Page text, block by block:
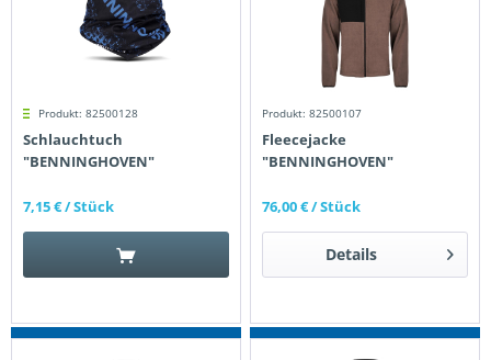
Produkt: 82500128
Schlauchtuch
"BENNINGHOVEN"
7,15 €/ Stück
Produkt: 82500107
Fleecejacke
"BENNINGHOVEN"
76,00 €/ Stück
Details